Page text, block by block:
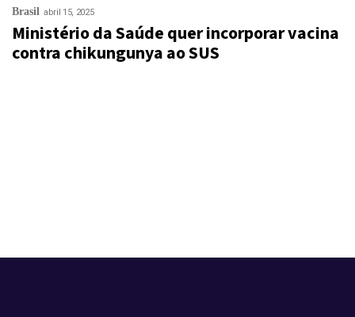
Brasil abril 15, 2025
Ministério da Saúde quer incorporar vacina
contra chikungunya ao SUS